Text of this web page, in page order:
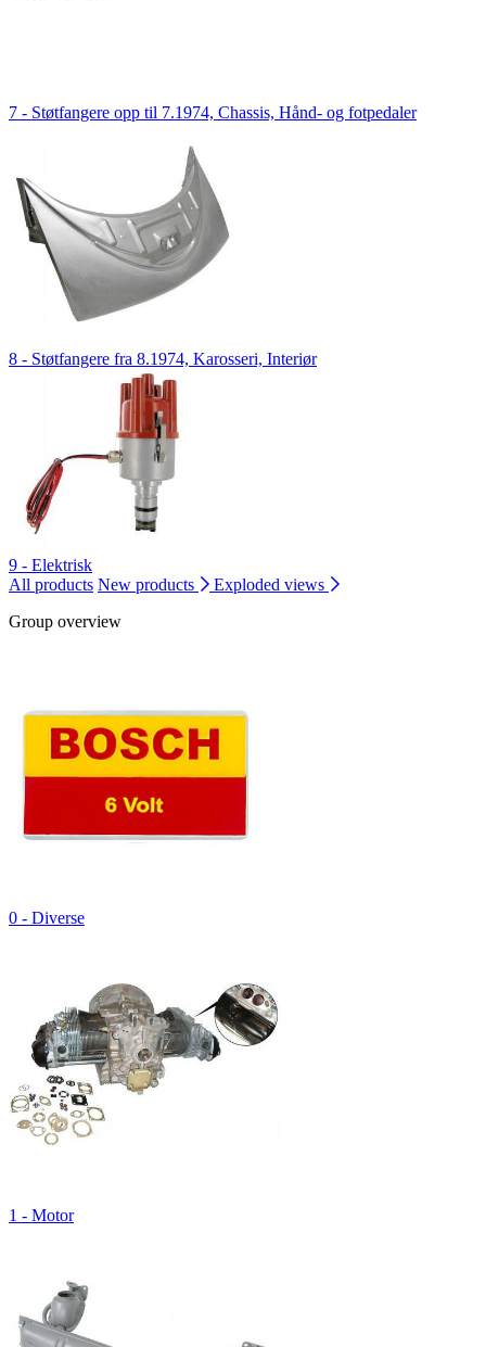
7 - Støtfangere opp til 7.1974, Chassis, Hånd- og fotpedaler
8 - Støtfangere fra 8.1974, Karosseri, Interiør
9 - Elektrisk
All products New products
Exploded views
Group overview
0 - Diverse
1 - Motor